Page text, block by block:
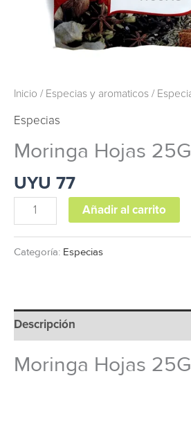
Inicio / Especias y aromaticos /
Especias
Moringa Hojas 25G
UYU 77
Añadir al carrito
Categoría: Especias
Descripción
Moringa Hojas